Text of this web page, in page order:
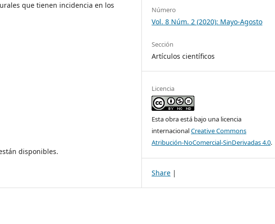
que tienen incidencia en los
disponibles.
Número
Vol. 8 Núm. 2 (2020): Mayo-Agosto
Sección
Artículos científicos
Licencia
Esta obra está bajo una licencia
internacionalCreative Commons
Atribución-NoComercial-SinDerivadas 4.0.
Share |